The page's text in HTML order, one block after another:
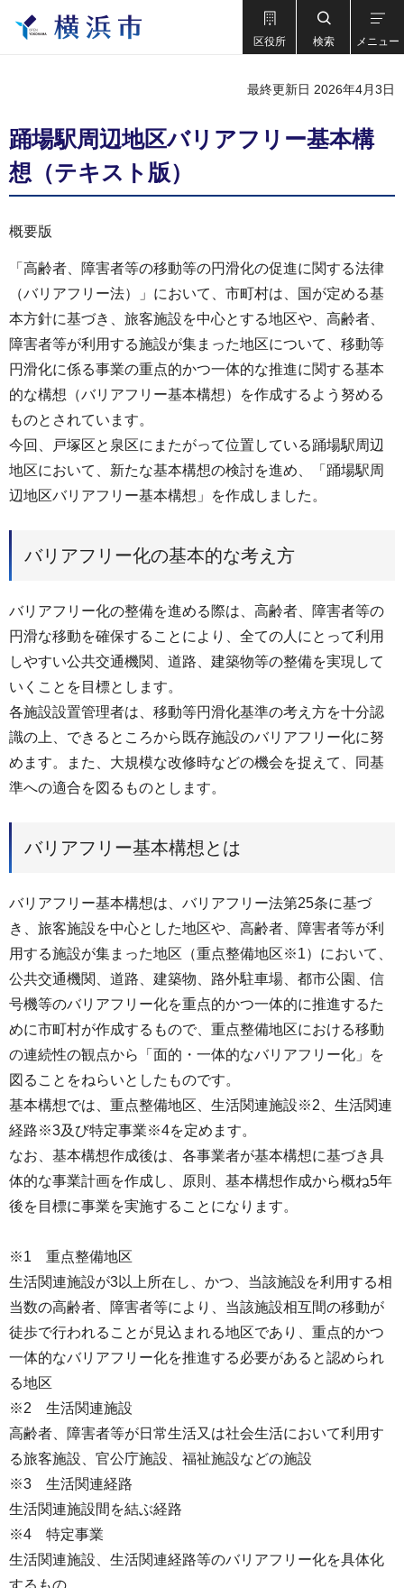
区役所 検索 メニュー
最終更新日 2026年4月3日
踊場駅周辺地区バリアフリー基本構
想（テキスト版）
概要版
「高齢者、障害者等の移動等の円滑化の促進に関する法律
（バリアフリー法）」において、市町村は、国が定める基
本方針に基づき、旅客施設を中心とする地区や、高齢者、
障害者等が利用する施設が集まった地区について、移動等
円滑化に係る事業の重点的かつ一体的な推進に関する基本
的な構想（バリアフリー基本構想）を作成するよう努める
ものとされています。
今回、戸塚区と泉区にまたがって位置している踊場駅周辺
地区において、新たな基本構想の検討を進め、「踊場駅周
辺地区バリアフリー基本構想」を作成しました。
バリアフリー化の基本的な考え方
バリアフリー化の整備を進める際は、高齢者、障害者等の
円滑な移動を確保することにより、全ての人にとって利用
しやすい公共交通機関、道路、建築物等の整備を実現して
いくことを目標とします。
各施設設置管理者は、移動等円滑化基準の考え方を十分認
識の上、できるところから既存施設のバリアフリー化に努
めます。また、大規模な改修時などの機会を捉えて、同基
準への適合を図るものとします。
バリアフリー基本構想とは
バリアフリー基本構想は、バリアフリー法第25条に基づ
き、旅客施設を中心とした地区や、高齢者、障害者等が利
用する施設が集まった地区（重点整備地区※1）において、
公共交通機関、道路、建築物、路外駐車場、都市公園、信
号機等のバリアフリー化を重点的かつ一体的に推進するた
めに市町村が作成するもので、重点整備地区における移動
の連続性の観点から「面的・一体的なバリアフリー化」を
図ることをねらいとしたものです。
基本構想では、重点整備地区、生活関連施設※2、生活関連
経路※3及び特定事業※4を定めます。
なお、基本構想作成後は、各事業者が基本構想に基づき具
体的な事業計画を作成し、原則、基本構想作成から概ね5年
後を目標に事業を実施することになります。
※1 重点整備地区
生活関連施設が3以上所在し、かつ、当該施設を利用する相
当数の高齢者、障害者等により、当該施設相互間の移動が
徒歩で行われることが見込まれる地区であり、重点的かつ
一体的なバリアフリー化を推進する必要があると認められ
る地区
※2 生活関連施設
高齢者、障害者等が日常生活又は社会生活において利用す
る旅客施設、官公庁施設、福祉施設などの施設
※3 生活関連経路
生活関連施設間を結ぶ経路
※4 特定事業
生活関連施設、生活関連経路等のバリアフリー化を具体化
するもの